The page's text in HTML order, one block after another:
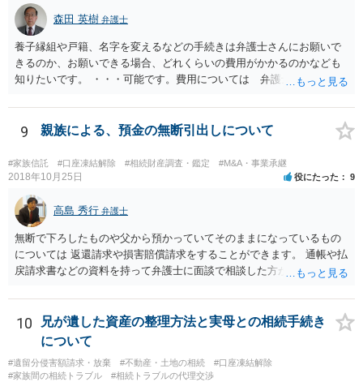
森田 英樹 弁護士
養子縁組や戸籍、名字を変えるなどの手続きは弁護士さんにお願いで
きるのか、お願いできる場合、どれくらいの費用がかかるのかなども
知りたいです。 ・・・可能です。費用については 弁護士と直接面談
ています。 やはり、成人した子のことまでごちゃごちゃ考えず、自分
の事だけ考えるべきなのでしょうか ・・・お子さんの事をまで含め良
い解決案があればお悩みになるのは当然と言えば当然のことです。 彼
と親子関係を結びたいと思っているが、名字は変えたくない・・・養
子縁組の必要があり 氏も変更することになります。 しかし 彼は成人
しているとは言え、自分の子と私の連れ子、全て平等にしたいと希
望。もちろん私もそうできればと思います。 ・・・婚姻前の契約 あ
るいは 遺言書などで その意思を実現する方法はあります。 弁護
士に相談してみてください。
9 親族による、預金の無断引出しについて
#家族信託 #口座凍結解除 #相続財産調査・鑑定 #M&A・事業承継
2018年10月25日 役にたった 9
高島 秀行 弁護士
無断で下ろしたものや父から預かっていてそのままになっているもの
については 返還請求や損害賠償請求をすることができます。 通帳や払
戻請求書などの資料を持って弁護士に面談で相談した方がよいと思い
10
兄が遺した資産の整理方法と実母との相続手続き
について
#遺留分侵害額請求・放棄 #不動産・土地の相続
#口座凍結解除
#家族間の相続トラブル
#相続トラブルの代理交渉